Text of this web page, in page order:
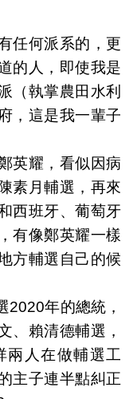
任何派系的，更
的人，即使我是
（執掌農田水利
，這是我一輩子
英耀，看似因病
素月輔選，再來
西班牙、葡萄牙
有像鄭英耀一樣
方輔選自己的候
2020年的總統，
、賴清德輔選，
兩人在做輔選工
主子連半點糾正